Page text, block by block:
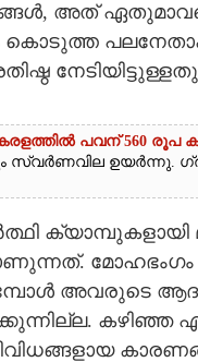
അത് ഏതുമാവട്ടെ
കൊടുത്ത
പവന് 560 രൂപ
ഉയർന്നു.
മോഹഭംഗം
അവരുടെ
കഴിഞ്ഞ